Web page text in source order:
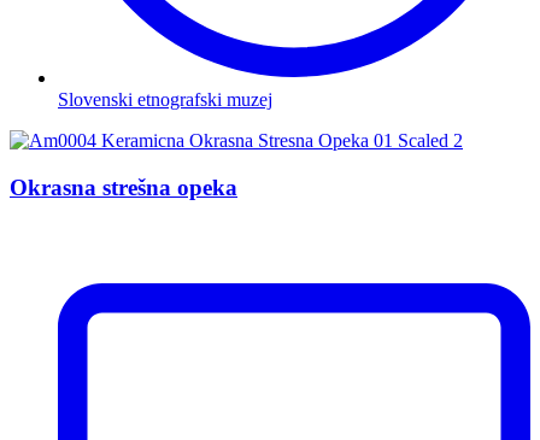
Slovenski etnografski muzej
Okrasna strešna opeka